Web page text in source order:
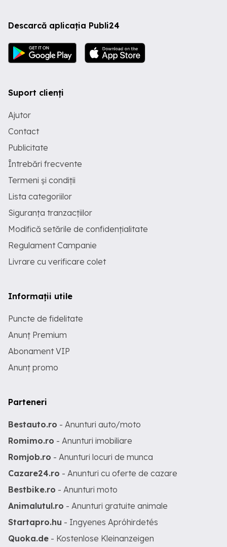
Descarcă aplicația Publi24
Suport clienți
Ajutor
Contact
Publicitate
Întrebări frecvente
Termeni și condiții
Lista categoriilor
Siguranța tranzacțiilor
Modifică setările de confidențialitate
Regulament Campanie
Livrare cu verificare colet
Informații utile
Puncte de fidelitate
Anunț Premium
Abonament VIP
Anunț promo
Parteneri
Bestauto.ro - Anunturi auto/moto
Romimo.ro - Anunturi imobiliare
Romjob.ro - Anunturi locuri de munca
Cazare24.ro - Anunturi cu oferte de cazare
Bestbike.ro - Anunturi moto
Animalutul.ro - Anunturi gratuite animale
Startapro.hu - Ingyenes Apróhirdetés
Quoka.de - Kostenlose Kleinanzeigen